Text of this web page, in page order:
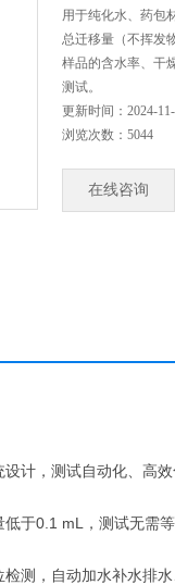
用于纯化水、药包
总迁移量（不挥发
样品的含水率、干
测试。
更新时间：2024-
浏览次数：5044
在线咨询
计，测试自动化、高
于0.1 mL，测试无需
测，自动加水补水排